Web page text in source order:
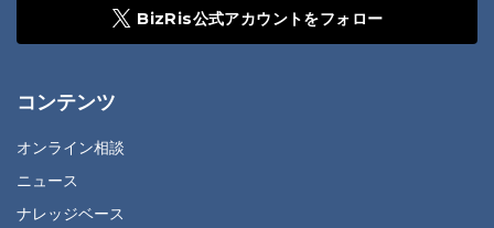
BizRis公式アカウントをフォロー
コンテンツ
オンライン相談
ニュース
ナレッジベース